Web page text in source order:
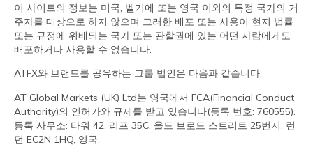
이 사이트의 정보는 미국, 벨기에 또는 영국 이외의 특정 국가의 거
주자를 대상으로 하지 않으며 그러한 배포 또는 사용이 현지 법률
또는 규정에 위배되는 국가 또는 관할권에 있는 어떤 사람에게도
배포하거나 사용할 수 없습니다.
ATFX와 브랜드를 공유하는 그룹 법인은 다음과 같습니다.
AT Global Markets (UK) Ltd는 영국에서 FCA(Financial Conduct
Authority)의 인허가와 규제를 받고 있습니다(등록 번호: 760555).
등록 사무소: 타워 42, 리프 35C, 올드 브로드 스트리트 25번지, 런
던 EC2N 1HQ, 영국.